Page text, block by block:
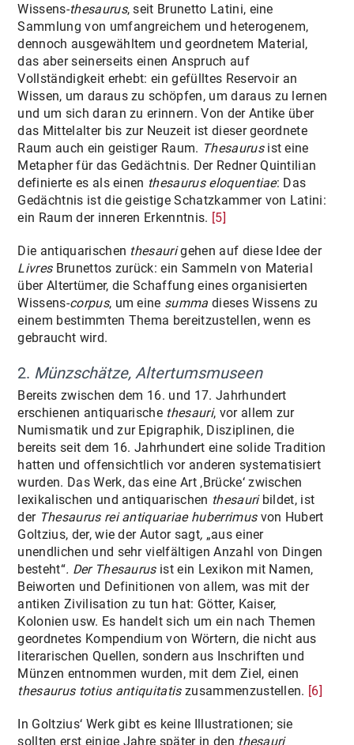
Wissens-thesaurus, seit Brunetto Latini, eine
Sammlung von umfangreichem und heterogenem,
dennoch ausgewähltem und geordnetem Material,
das aber seinerseits einen Anspruch auf
Vollständigkeit erhebt: ein gefülltes Reservoir an
Wissen, um daraus zu schöpfen, um daraus zu lernen
und um sich daran zu erinnern. Von der Antike über
das Mittelalter bis zur Neuzeit ist dieser geordnete
Raum auch ein geistiger Raum. Thesaurusist eine
Metapher für das Gedächtnis. Der Redner Quintilian
definierte es als einen thesaurus eloquentiae: Das
Gedächtnis ist die geistige Schatzkammer von Latini:
ein Raum der inneren Erkenntnis. [5]
Die antiquarischen thesaurigehen auf diese Idee der
LivresBrunettos zurück: ein Sammeln von Material
über Altertümer, die Schaffung eines organisierten
Wissens-corpus, um eine summa dieses Wissens zu
einem bestimmten Thema bereitzustellen, wenn es
gebraucht wird.
2. Münzschätze, Altertumsmuseen
Bereits zwischen dem 16. und 17. Jahrhundert
erschienen antiquarische thesauri, vor allem zur
Numismatik und zur Epigraphik, Disziplinen, die
bereits seit dem 16. Jahrhundert eine solide Tradition
hatten und offensichtlich vor anderen systematisiert
wurden. Das Werk, das eine Art ‚Brücke‘ zwischen
lexikalischen und antiquarischen thesauribildet, ist
der Thesaurus rei antiquariae huberrimusvon Hubert
Goltzius, der, wie der Autor sagt, „aus einer
unendlichen und sehr vielfältigen Anzahl von Dingen
besteht“. Der Thesaurus ist ein Lexikon mit Namen,
Beiworten und Definitionen von allem, was mit der
antiken Zivilisation zu tun hat: Götter, Kaiser,
Kolonien usw. Es handelt sich um ein nach Themen
geordnetes Kompendium von Wörtern, die nicht aus
literarischen Quellen, sondern aus Inschriften und
Münzen entnommen wurden, mit dem Ziel, einen
thesaurus totius antiquitatiszusammenzustellen. [6]
In Goltzius‘ Werk gibt es keine Illustrationen; sie
sollten erst einige Jahre später in den thesauri